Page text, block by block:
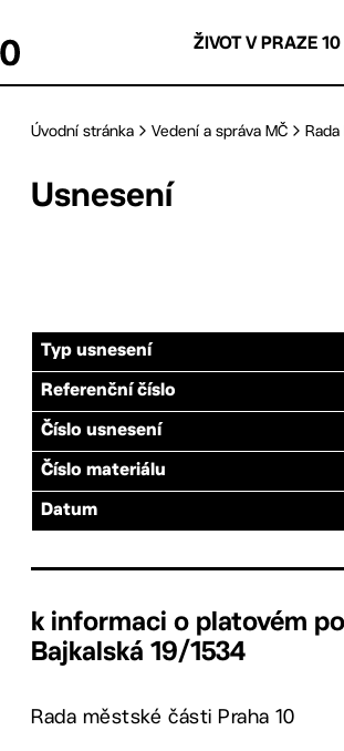
ŽIVOT V PRAZE 10
Úvodní stránka Vedení a správa MČ Rada
Usnesení
Typ usnesení
Referenční číslo
Číslo usnesení
Číslo materiálu
Datum
k informaci o platovém
Bajkalská 19/1534
Rada městské části Praha 10